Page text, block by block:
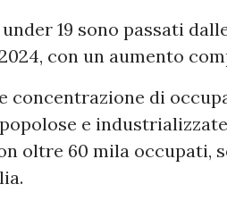
19 sono passati
con un aumento
concentrazione di
e
oltre 60 mila occupati,